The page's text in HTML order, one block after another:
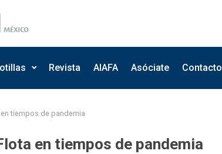
Revista AIAFA Asóciate Contacto
tiempos de pandemia
en tiempos de pandemia